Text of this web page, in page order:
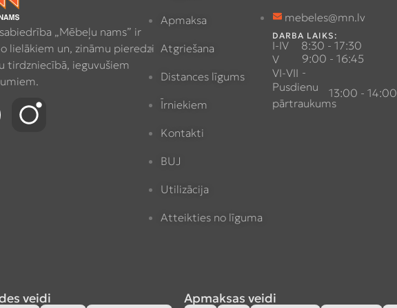
„Mēbeļu nams” ir
lielākiem un, zināmu pieredzi
tirdzniecībā, ieguvušiem
Apmaksa
Atgriešana
Distances līgums
Īrniekiem
Kontakti
BUJ
Utilizācija
Atteikties no līguma
mebeles@mn.lv
DARBA LAIKS:
I-IV
8:30 - 17:30
V
9:00 - 16:45
VI-VII -
Pusdienu
pārtraukums
13:00 - 14:00
veidi Apmaksas veidi